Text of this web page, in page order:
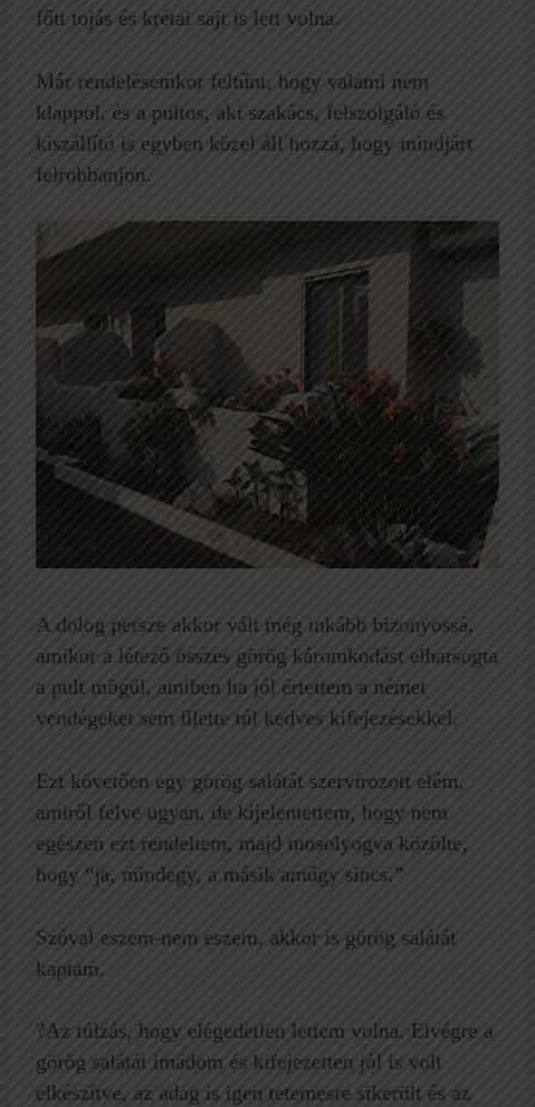
főtt tojás és krétai sajt is lett volna.
Már rendelésemkor feltűnt, hogy valami nem
klappol, és a pultos, aki szakács, felszolgáló és
kiszállító is egyben közel áll hozzá, hogy mindjárt
felrobbanjon.
A dolog persze akkor vált még inkább bizonyossá,
amikor a létező összes görög káromkodást elharsogta
a pult mögül, amiben ha jól értettem a német
vendégeket sem illette túl kedves kifejezésekkel.
Ezt követően egy görög salátát szervírozott elém,
amiről félve ugyan, de kijelentettem, hogy nem
egészen ezt rendeltem, majd mosolyogva közölte,
hogy “ja, mindegy, a másik amúgy sincs.”
Szóval eszem-nem eszem, akkor is görög salátát
kaptam.
?Az túlzás, hogy elégedetlen lettem volna. Elvégre a
görög salátát imádom és kifejezetten jól is volt
elkészítve, az adag is igen tetemesre sikerült és az